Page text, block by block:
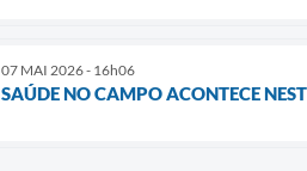
07 MAI 2026 - 16h06
SAÚDE NO CAMPO ACONTECE